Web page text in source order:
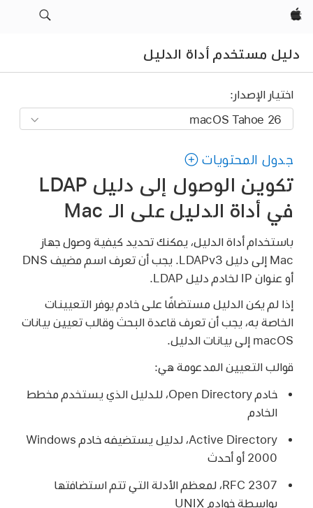
Apple‏
مستخدم أداة الدليل
اختيار الإصدار:
جدول المحتويات
تكوين الوصول إلى دليل LDAP
في أداة الدليل على الـ Mac
باستخدام أداة الدليل، يمكنك تحديد كيفية وصول جهاز
Mac إلى دليل LDAPv3. يجب أن تعرف اسم مضيف DNS
أو عنوان IP لخادم دليل LDAP.
إذا لم يكن الدليل مستضافًا على خادم يوفر التعيينات
الخاصة به، يجب أن تعرف قاعدة البحث وقالب تعيين بيانات
macOS إلى بيانات الدليل.
قوالب التعيين المدعومة هي:
خادم Open Directory، للدليل الذي يستخدم مخطط
الخادم
‏Active Directory، لدليل يستضيفه خادم Windows
2000 أو أحدث
RFC 2307، لمعظم الأدلة التي تتم استضافتها
بواسطة خوادم UNIX